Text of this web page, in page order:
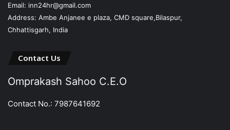
Email: inn24hr@gmail.com
Address: Ambe Anjanee e plaza, CMD square,Bilaspur,
Chhattisgarh, India
Contact Us
Omprakash Sahoo C.E.O
Contact No.: 7987641692